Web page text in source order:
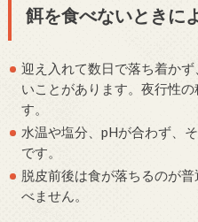
餌を食べないときに
迎え入れて数日で落ち着か
いことがあります。夜行性
す。
水温や塩分、pHが合わず、
です。
脱皮前後は食が落ちるのが
べません。